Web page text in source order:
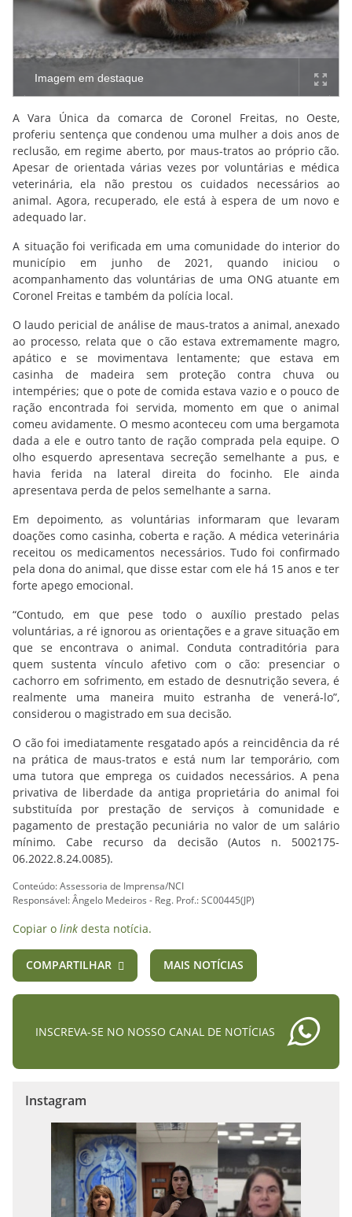
Imagem em destaque
A Vara Única da comarca de Coronel Freitas, no Oeste,
proferiu sentença que condenou uma mulher a dois anos de
reclusão, em regime aberto, por maus-tratos ao próprio cão.
Apesar de orientada várias vezes por voluntárias e médica
veterinária, ela não prestou os cuidados necessários ao
animal. Agora, recuperado, ele está à espera de um novo e
adequado lar.
A situação foi verificada em uma comunidade do interior do
município em junho de 2021, quando iniciou o
acompanhamento das voluntárias de uma ONG atuante em
Coronel Freitas e também da polícia local.
O laudo pericial de análise de maus-tratos a animal, anexado
ao processo, relata que o cão estava extremamente magro,
apático e se movimentava lentamente; que estava em
casinha de madeira sem proteção contra chuva ou
intempéries; que o pote de comida estava vazio e o pouco de
ração encontrada foi servida, momento em que o animal
comeu avidamente. O mesmo aconteceu com uma bergamota
dada a ele e outro tanto de ração comprada pela equipe. O
olho esquerdo apresentava secreção semelhante a pus, e
havia ferida na lateral direita do focinho. Ele ainda
apresentava perda de pelos semelhante a sarna.
Em depoimento, as voluntárias informaram que levaram
doações como casinha, coberta e ração. A médica veterinária
receitou os medicamentos necessários. Tudo foi confirmado
pela dona do animal, que disse estar com ele há 15 anos e ter
forte apego emocional.
“Contudo, em que pese todo o auxílio prestado pelas
voluntárias, a ré ignorou as orientações e a grave situação em
que se encontrava o animal. Conduta contraditória para
quem sustenta vínculo afetivo com o cão: presenciar o
cachorro em sofrimento, em estado de desnutrição severa, é
realmente uma maneira muito estranha de venerá-lo”,
considerou o magistrado em sua decisão.
O cão foi imediatamente resgatado após a reincidência da ré
na prática de maus-tratos e está num lar temporário, com
uma tutora que emprega os cuidados necessários. A pena
privativa de liberdade da antiga proprietária do animal foi
substituída por prestação de serviços à comunidade e
pagamento de prestação pecuniária no valor de um salário
mínimo. Cabe recurso da decisão (Autos n. 5002175-
06.2022.8.24.0085).
Conteúdo: Assessoria de Imprensa/NCI
Responsável: Ângelo Medeiros - Reg. Prof.: SC00445(JP)
Copiar o link desta notícia.
COMPARTILHAR MAIS NOTÍCIAS
INSCREVA-SE NO NOSSO CANAL DE NOTÍCIAS
Instagram